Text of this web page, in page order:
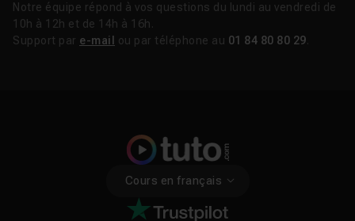
Notre équipe répond à vos questions du lundi au vendredi de
10h à 12h et de 14h à 16h.
Support par e-mail ou par téléphone au 01 84 80 80 29
Cours en français